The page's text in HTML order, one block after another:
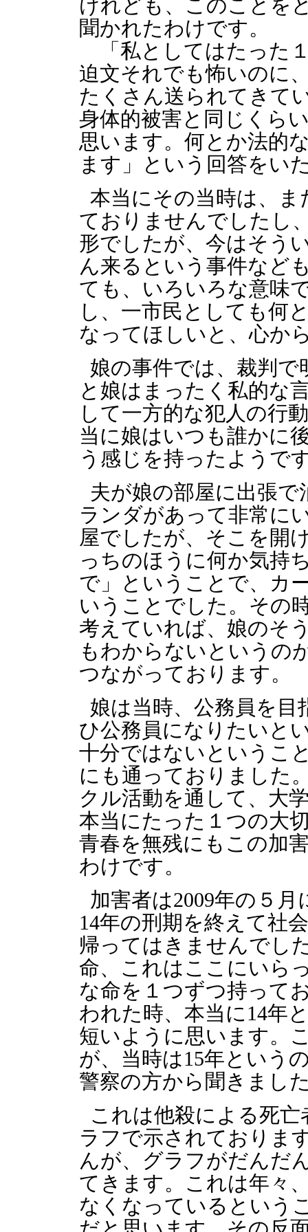
けれども、このことを
聞かれたわけです。
「私としてはたった
迫文それでも怖いのに
たくさん送られてきて
身体的被害と同じくら
思います。何とか法的
ます」という回答をい
本当にその当時は、
ておりませんでしたし
形でしたが、今はそう
ん来るという事件など
ても、いろいろな意味
し、一市民としても何
なってほしいと、心か
娘の事件では、裁判
と娘はまったく私的な
して一方的な犯人の行
当に娘はいつも誰かに
う感じを持ったようで
夫が娘の部屋に出張
ランダがあって非常に
屋でしたが、そこを開
っちのほうに何か気持
で」ということで、カ
いうことでした。その
考えていれば、娘のそ
もわからないというの
つながっております。
娘は当時、公務員を
ひ公務員になりたいと
十分ではないというこ
にも通っておりました
クル活動を通して、大
本当にたった１つの大
青春を無残にもこの加
わけです。
加害者は2009年の５月
14年の刑期を終えて社
帰ってはきませんでし
命、これはここにいら
な命を１つずつ持って
われた時、本当に14年
短いように思います。
が、当時は15年という
警察の方から聞きまし
これは他殺による死
ラフで示されておりま
んが、グラフがだんだ
てきます。これは年々
なくなっているという